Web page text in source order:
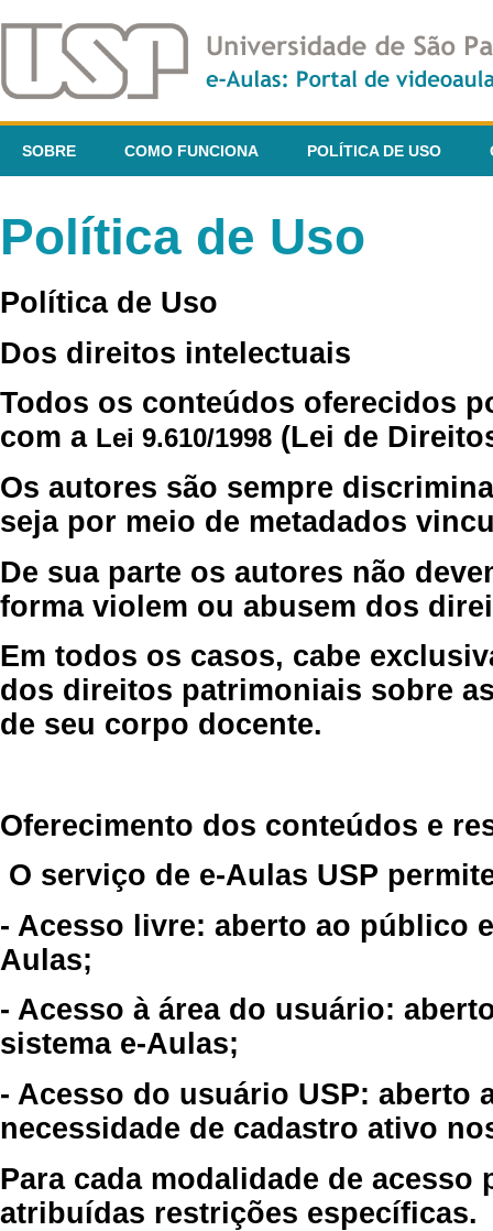
SOBRE COMO FUNCIONA POLÍTICA DE USO
Política de Uso
Política de Uso
Dos direitos intelectuais
Todos os conteúdos oferecidos
com a Lei 9.610/1998 (Lei de
Os autores são sempre
seja por meio de metadados
De sua parte os autores não
forma violem ou abusem dos
Em todos os casos, cabe
dos direitos patrimoniais sobre
de seu corpo docente.
Oferecimento dos conteúdos e
O serviço de e-Aulas USP
- Acesso livre: aberto ao público
Aulas;
- Acesso à área do usuário:
sistema e-Aulas;
- Acesso do usuário USP: aberto
necessidade de cadastro ativo
Para cada modalidade de
atribuídas restrições específicas.